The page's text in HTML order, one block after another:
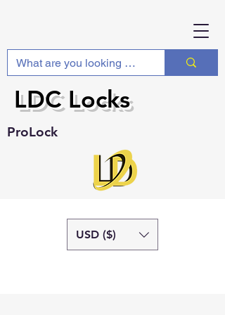
ProLock
LDC Locks
USD ($)